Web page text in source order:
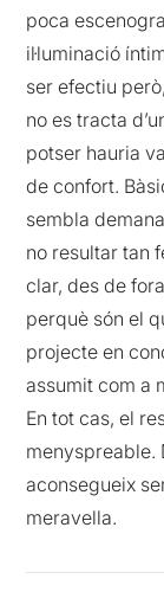
poca
il·luminació
ser efectiu
no es tracta
potser hauria
de confort.
sembla
no resultar tan
clar, des de
perquè són el
projecte en
assumit com a
En tot cas, el
menyspreable.
aconsegueix
meravella.